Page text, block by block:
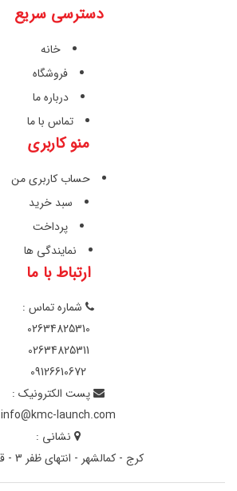
دسترسی سریع
خانه
فروشگاه
درباره ما
تماس با ما
منو کاربری
حساب کاربری من
سبد خرید
پرداخت
نمایندگی ها
ارتباط با ما
شماره تماس :
02634825310
02634825311
09126610672
پست الکترونیک :
info@kmc-launch.com
نشانی :
کرج - کمالشهر - انتهای ظفر 3 - قائم 13